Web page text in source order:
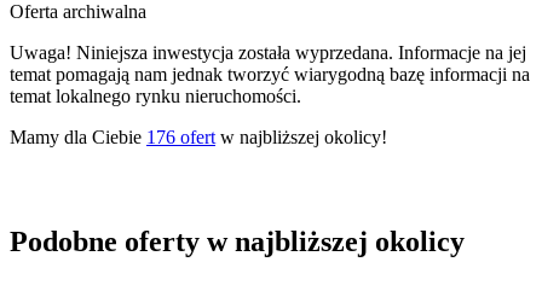
Oferta archiwalna
Uwaga! Niniejsza inwestycja została wyprzedana. Informacje na jej
temat pomagają nam jednak tworzyć wiarygodną bazę informacji na
temat lokalnego rynku nieruchomości.
Mamy dla Ciebie 176 ofert w najbliższej okolicy!
Podobne oferty w najbliższej okolicy